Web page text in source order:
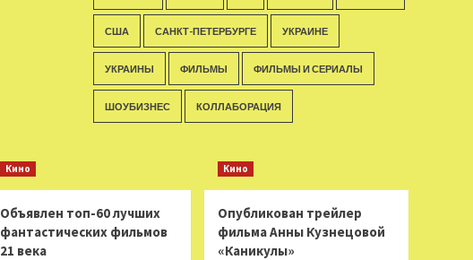
США САНКТ-ПЕТЕРБУРГЕ УКРАИНЕ
УКРАИНЫ ФИЛЬМЫ ФИЛЬМЫ И СЕРИАЛЫ
ШОУБИЗНЕС КОЛЛАБОРАЦИЯ
Кино
Объявлен топ-60 лучших
фантастических фильмов
21 века
Кино
Опубликован трейлер
фильма Анны Кузнецовой
«Каникулы»